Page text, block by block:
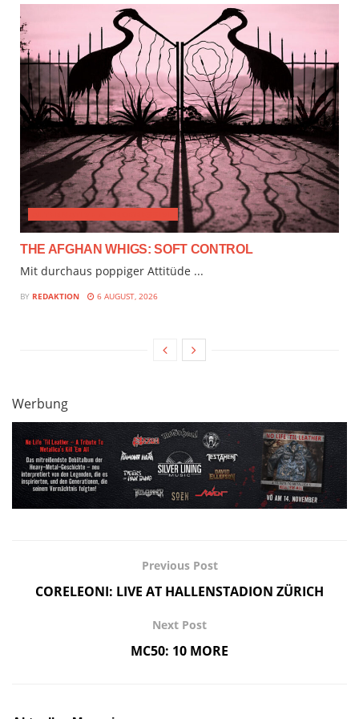
THE AFGHAN WHIGS: SOFT CONTROL
Mit durchaus poppiger Attitüde ...
BY REDAKTION 6 AUGUST, 2026
Werbung
Previous Post
CORELEONI: LIVE AT HALLENSTADION ZÜRICH
Next Post
MC50: 10 MORE